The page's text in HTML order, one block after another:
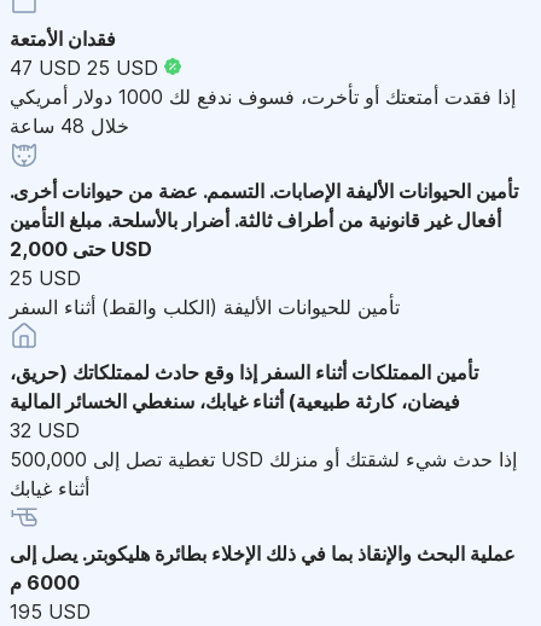
فقدان الأمتعة
47 USD 25 USD
إذا فقدت أمتعتك أو تأخرت، فسوف ندفع لك 1000 دولار أمريكي
خلال 48 ساعة
تأمين الحيوانات الأليفة الإصابات. التسمم. عضة من حيوانات أخرى.
أفعال غير قانونية من أطراف ثالثة. أضرار بالأسلحة. مبلغ التأمين
حتى 2,000 USD
25 USD
تأمين للحيوانات الأليفة (الكلب والقط) أثناء السفر
تأمين الممتلكات أثناء السفر إذا وقع حادث لممتلكاتك (حريق،
فيضان، كارثة طبيعية) أثناء غيابك، سنغطي الخسائر المالية
32 USD
تغطية تصل إلى 500,000 USD إذا حدث شيء لشقتك أو منزلك
أثناء غيابك
عملية البحث والإنقاذ بما في ذلك الإخلاء بطائرة هليكوبتر. يصل إلى
6000 م
195 USD